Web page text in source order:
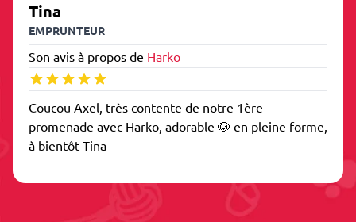
Tina
EMPRUNTEUR
Son avis à propos de Harko
Coucou Axel, très contente de notre 1ère
promenade avec Harko, adorable 🐶 en pleine forme,
à bientôt Tina